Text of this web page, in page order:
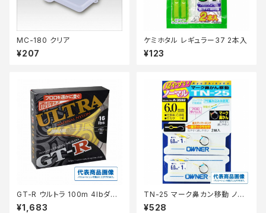
MC-180 クリア
¥207
ケミホタル レギュラー37 2本入
¥123
GT-R ウルトラ 100m 4lbダー
クグリーン
¥1,683
TN-25 マーク鼻カン移動 ノー
マル 6
¥528